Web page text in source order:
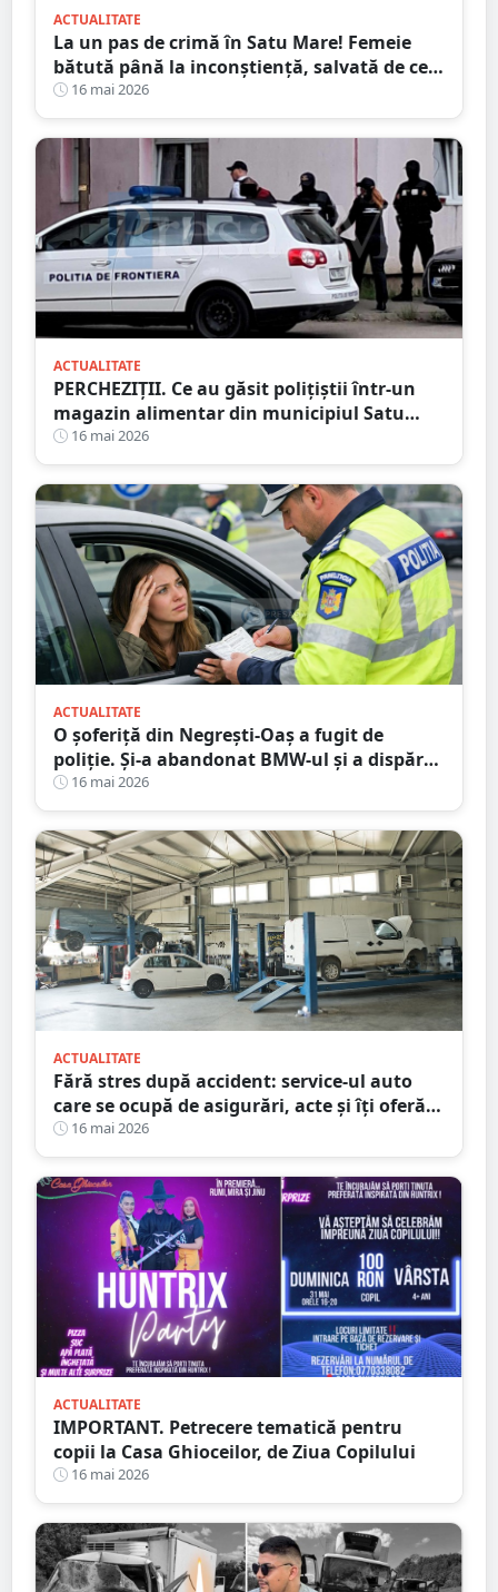
ACTUALITATE
La un pas de crimă în Satu Mare! Femeie
bătută până la inconștiență, salvată de cei
4 copilași
16 mai 2026
ACTUALITATE
PERCHEZIȚII. Ce au găsit polițiștii într-un
magazin alimentar din municipiul Satu
Mare
16 mai 2026
ACTUALITATE
O șoferiță din Negrești-Oaș a fugit de
poliție. Și-a abandonat BMW-ul și a dispărut
printre blocuri
16 mai 2026
ACTUALITATE
Fără stres după accident: service-ul auto
care se ocupă de asigurări, acte și îți oferă
mașină la schimb
16 mai 2026
ACTUALITATE
IMPORTANT. Petrecere tematică pentru
copii la Casa Ghioceilor, de Ziua Copilului
16 mai 2026